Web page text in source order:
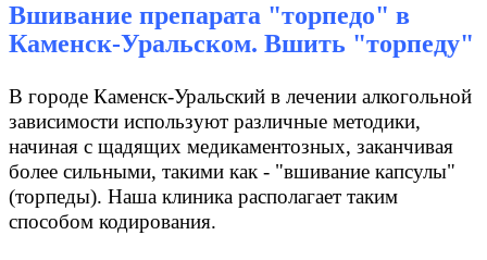
Вшивание препарата "торпедо" в
Каменск-Уральском. Вшить "торпеду"
В городе Каменск-Уральский в лечении алкогольной
зависимости используют различные методики,
начиная с щадящих медикаментозных, заканчивая
более сильными, такими как - "вшивание капсулы"
(торпеды). Наша клиника располагает таким
способом кодирования.